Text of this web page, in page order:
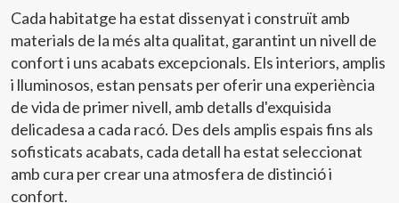
Cada habitatge ha estat dissenyat i construït amb
materials de la més alta qualitat, garantint un nivell de
confort i uns acabats excepcionals. Els interiors, amplis
i lluminosos, estan pensats per oferir una experiència
de vida de primer nivell, amb detalls d'exquisida
delicadesa a cada racó. Des dels amplis espais fins als
sofisticats acabats, cada detall ha estat seleccionat
amb cura per crear una atmosfera de distinció i
confort.